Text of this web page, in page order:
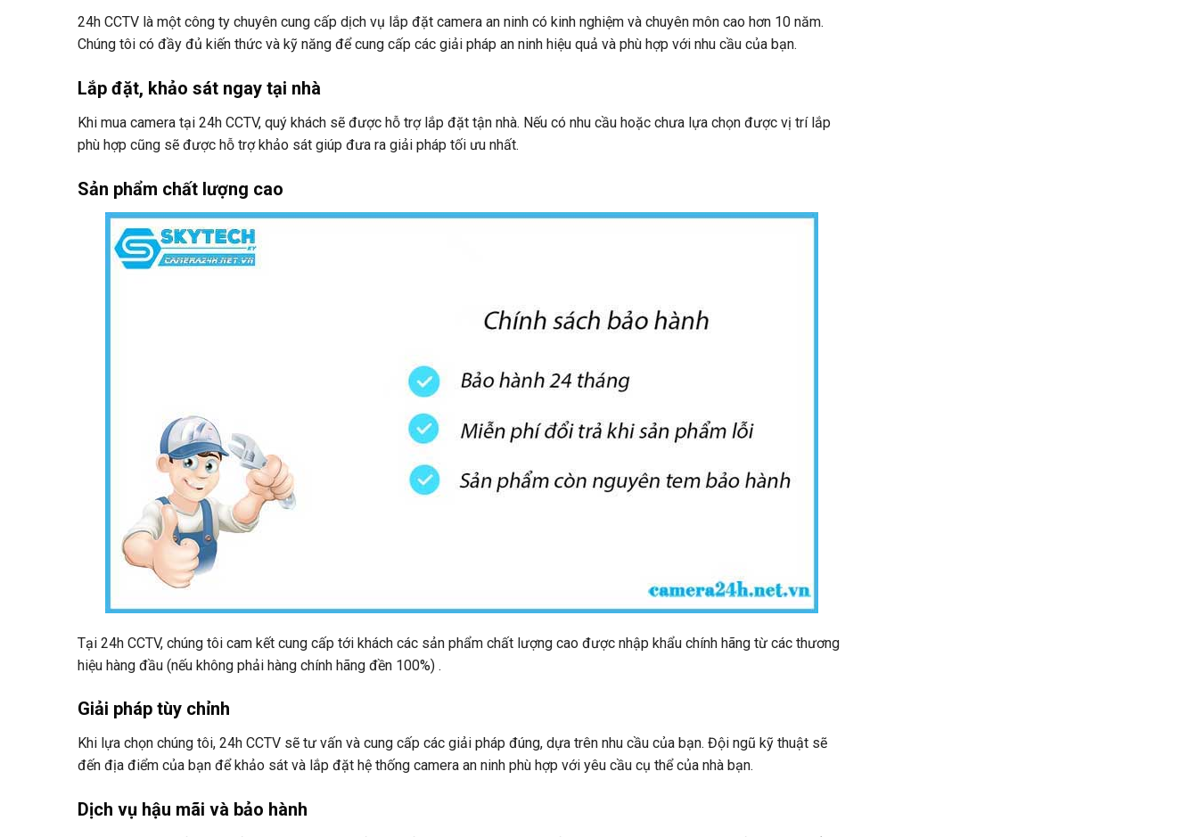
24h CCTV là một công ty chuyên cung cấp dịch vụ lắp đặt camera an ninh có kinh nghiệm và chuyên môn cao hơn 10 năm.
Chúng tôi có đầy đủ kiến thức và kỹ năng để cung cấp các giải pháp an ninh hiệu quả và phù hợp với nhu cầu của bạn.
Lắp đặt, khảo sát ngay tại nhà
Khi mua camera tại 24h CCTV, quý khách sẽ được hỗ trợ lắp đặt tận nhà. Nếu có nhu cầu hoặc chưa lựa chọn được vị trí lắp
phù hợp cũng sẽ được hỗ trợ khảo sát giúp đưa ra giải pháp tối ưu nhất.
Sản phẩm chất lượng cao
Tại 24h CCTV, chúng tôi cam kết cung cấp tới khách các sản phẩm chất lượng cao được nhập khẩu chính hãng từ các thương
hiệu hàng đầu (nếu không phải hàng chính hãng đền 100%) .
Giải pháp tùy chỉnh
Khi lựa chọn chúng tôi, 24h CCTV sẽ tư vấn và cung cấp các giải pháp đúng, dựa trên nhu cầu của bạn. Đội ngũ kỹ thuật sẽ
đến địa điểm của bạn để khảo sát và lắp đặt hệ thống camera an ninh phù hợp với yêu cầu cụ thể của nhà bạn.
Dịch vụ hậu mãi và bảo hành